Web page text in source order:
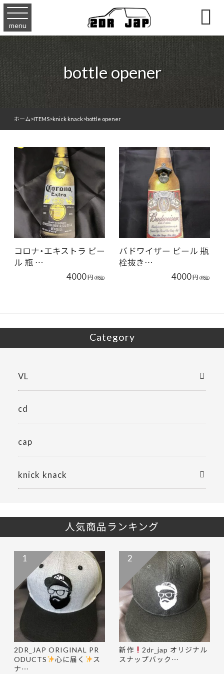
menu 
bottle opener
ホーム>ITEMS>knick knack>bottle opener
コロナ・エキストラ ビー
ル 瓶 …
4000円 (税込)
バドワイザー ビール 瓶
栓抜き…
4000円 (税込)
Category
VL
cd
cap
knick knack
人気商品ランキング
2DR_JAP ORIGINAL PR
ODUCTS
心に届く
ス
ナ…
1
新作
2dr_jap オリジナル
スナップバック…
2